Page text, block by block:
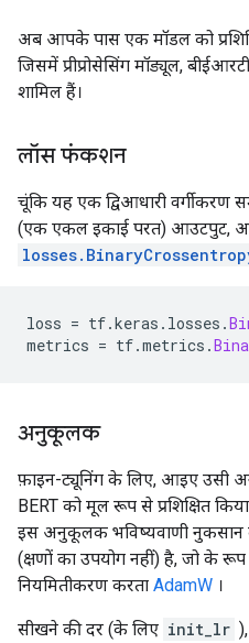
अब आपके पास एक मॉडल को
जिसमें प्रीप्रोसेसिंग मॉड्यूल,
शामिल हैं।
लॉस फंकशन
चूंकि यह एक द्विआधारी वर्गीकरण
(एक एकल इकाई परत) आउटपुट,
loss = tf.keras . losses .
metrics = tf.metrics .
अनुकूलक
फ़ाइन-ट्यूनिंग के लिए, आइए उसी
BERT को मूल रूप से प्रशिक्षित
इस अनुकूलक भविष्यवाणी
(क्षणों का उपयोग नहीं) है, जो के रूप
नियमितीकरण करता AdamW ।
सीखने की दर (के लिए init_lr